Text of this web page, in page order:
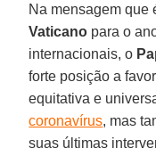
Na mensagem que
Vaticano para o
internacionais, o
forte posição a
equitativa e
coronavírus, mas
suas últimas